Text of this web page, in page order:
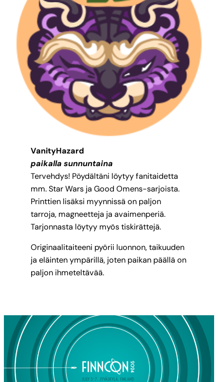
VanityHazard
paikalla sunnuntaina
Tervehdys! Pöydältäni löytyy fanitaidetta
mm. Star Wars ja Good Omens-sarjoista.
Printtien lisäksi myynnissä on paljon
tarroja, magneetteja ja avaimenperiä.
Tarjonnasta löytyy myös tiskirättejä.
Originaalitaiteeni pyörii luonnon, taikuuden
ja eläinten ympärillä, joten paikan päällä on
paljon ihmeteltävää.